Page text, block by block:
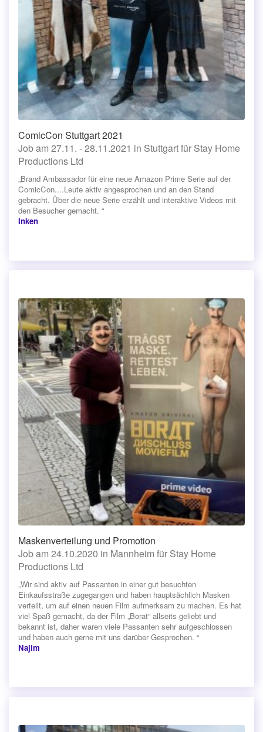
ComicCon Stuttgart 2021
Job am 27.11. - 28.11.2021 in Stuttgart für Stay Home
Productions Ltd
„Brand Ambassador für eine neue Amazon Prime Serie auf der
ComicCon....Leute aktiv angesprochen und an den Stand
gebracht. Über die neue Serie erzählt und interaktive Videos mit
den Besucher gemacht. “
Inken
Maskenverteilung und Promotion
Job am 24.10.2020 in Mannheim für Stay Home
Productions Ltd
„Wir sind aktiv auf Passanten in einer gut besuchten
Einkaufsstraße zugegangen und haben hauptsächlich Masken
verteilt, um auf einen neuen Film aufmerksam zu machen. Es hat
viel Spaß gemacht, da der Film „Borat“ allseits geliebt und
bekannt ist, daher waren viele Passanten sehr aufgeschlossen
und haben auch gerne mit uns darüber Gesprochen. “
Najim